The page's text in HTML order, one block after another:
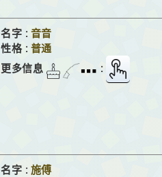
名字 : 音音
性格 : 普通
更多信息
:
名字 : 施傅